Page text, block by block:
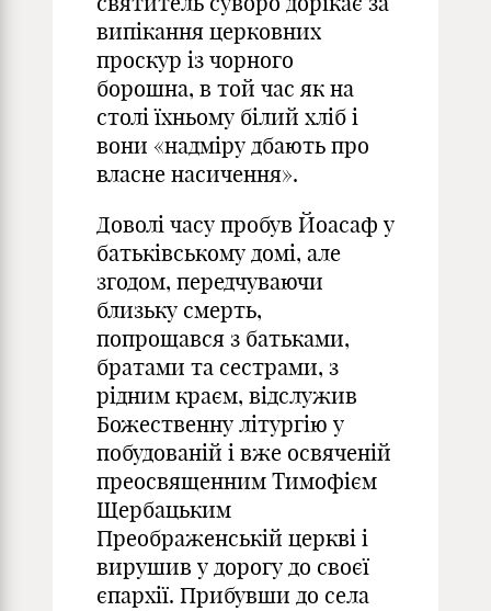
випікання церковних
проскур із чорного
борошна, в той час як на
столі їхньому білий хліб і
вони «надміру дбають про
власне насичення».
Доволі часу пробув Йоасаф у
батьківському домі, але
згодом, передчуваючи
близьку смерть,
попрощався з батьками,
братами та сестрами, з
рідним краєм, відслужив
Божественну літургію у
побудованій і вже освяченій
преосвященним Тимофієм
Щербацьким
Преображенській церкві і
вирушив у дорогу до своєї
єпархії. Прибувши до села